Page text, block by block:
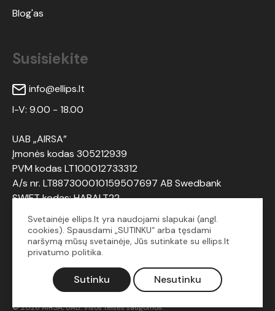
Blog'as
Susisiekite
info@ellips.lt
I-V: 9.00 - 18.00
UAB „AIRSA”
Įmonės kodas 305212939
PVM kodas LT100012733312
A/s nr. LT887300010159507697 AB Swedbank
SWIFT kodas: HABALT22
Sekite mus
© 2026 AIRSA, UAB. Visos teisės saugomos.
Svetainėje ellips.lt yra naudojami slapukai (angl.
cookies). Spausdami „SUTINKU“ arba tęsdami
naršymą mūsų svetainėje, Jūs sutinkate su ellips.lt
privatumo politika.
Sutinku Nesutinku